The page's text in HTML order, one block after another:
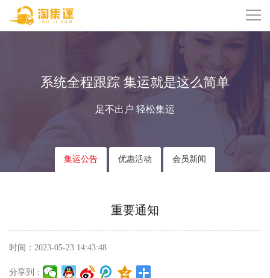
系统全程跟踪 集运就是这么简单
足不出户 轻松集运
集运公告 优惠活动 会员新闻
重要通知
时间：2023-05-23 14:43:48
分享到：